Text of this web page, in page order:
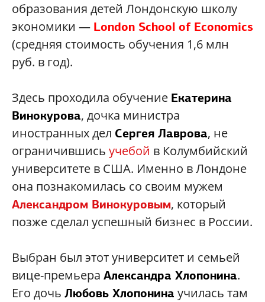
образования детей Лондонскую школу
экономики — London School of Economics
(средняя стоимость обучения 1,6 млн
руб. в год).
Здесь проходила обучение Екатерина
Винокурова, дочка министра
иностранных дел Сергея Лаврова, не
ограничившись учебой в Колумбийский
университете в США. Именно в Лондоне
она познакомилась со своим мужем
Александром Винокуровым, который
позже сделал успешный бизнес в России.
Выбран был этот университет и семьей
вице-премьера Александра Хлопонина.
Его дочь Любовь Хлопонина училась там